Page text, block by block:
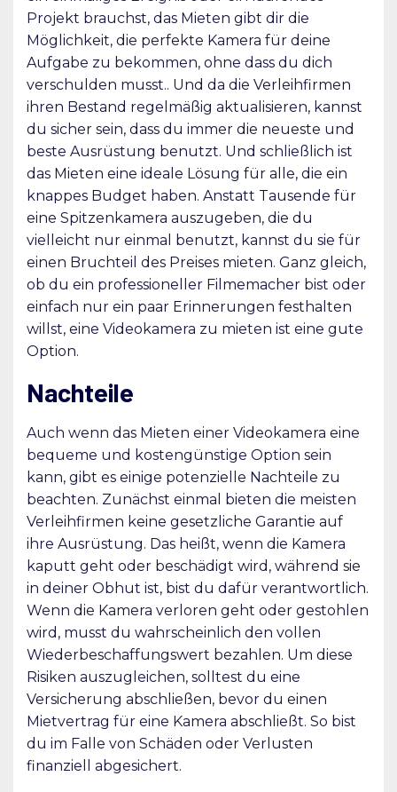
Projekt brauchst, das Mieten gibt dir die
Möglichkeit, die perfekte Kamera für deine
Aufgabe zu bekommen, ohne dass du dich
verschulden musst.. Und da die Verleihfirmen
ihren Bestand regelmäßig aktualisieren, kannst
du sicher sein, dass du immer die neueste und
beste Ausrüstung benutzt. Und schließlich ist
das Mieten eine ideale Lösung für alle, die ein
knappes Budget haben. Anstatt Tausende für
eine Spitzenkamera auszugeben, die du
vielleicht nur einmal benutzt, kannst du sie für
einen Bruchteil des Preises mieten. Ganz gleich,
ob du ein professioneller Filmemacher bist oder
einfach nur ein paar Erinnerungen festhalten
willst, eine Videokamera zu mieten ist eine gute
Option.
Nachteile
Auch wenn das Mieten einer Videokamera eine
bequeme und kostengünstige Option sein
kann, gibt es einige potenzielle Nachteile zu
beachten. Zunächst einmal bieten die meisten
Verleihfirmen keine gesetzliche Garantie auf
ihre Ausrüstung. Das heißt, wenn die Kamera
kaputt geht oder beschädigt wird, während sie
in deiner Obhut ist, bist du dafür verantwortlich.
Wenn die Kamera verloren geht oder gestohlen
wird, musst du wahrscheinlich den vollen
Wiederbeschaffungswert bezahlen. Um diese
Risiken auszugleichen, solltest du eine
Versicherung abschließen, bevor du einen
Mietvertrag für eine Kamera abschließt. So bist
du im Falle von Schäden oder Verlusten
finanziell abgesichert.